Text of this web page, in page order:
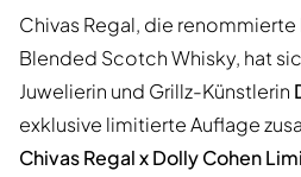
Chivas Regal, die renommierte
Blended Scotch Whisky, hat
Juwelierin und Grillz-Künstlerin
exklusive limitierte Auflage
Chivas Regal x Dolly Cohen